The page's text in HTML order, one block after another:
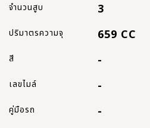
จำนวนสูบ 3
ปริมาตรความจุ 659 CC
สี -
เลขไมล์ -
คู่มือรถ -